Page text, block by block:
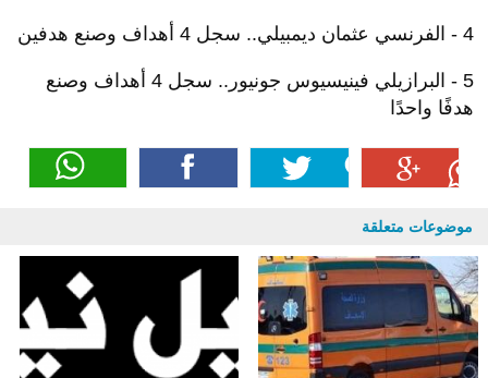
4 - الفرنسي عثمان ديمبيلي.. سجل 4 أهداف وصنع هدفين
5 - البرازيلي فينيسيوس جونيور.. سجل 4 أهداف وصنع
هدفًا واحدًا
موضوعات متعلقة